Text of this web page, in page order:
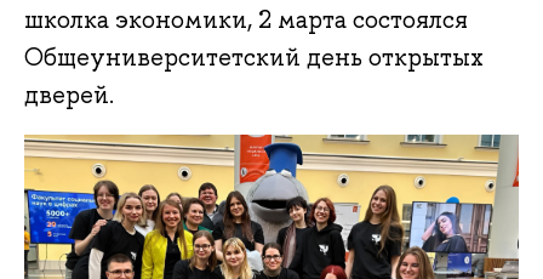
школка экономики, 2 марта состоялся
Общеуниверситетский день открытых
дверей.